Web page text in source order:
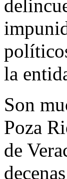
la
Son
Poza
de